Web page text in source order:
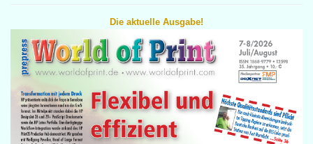
Die aktuelle Ausgabe!